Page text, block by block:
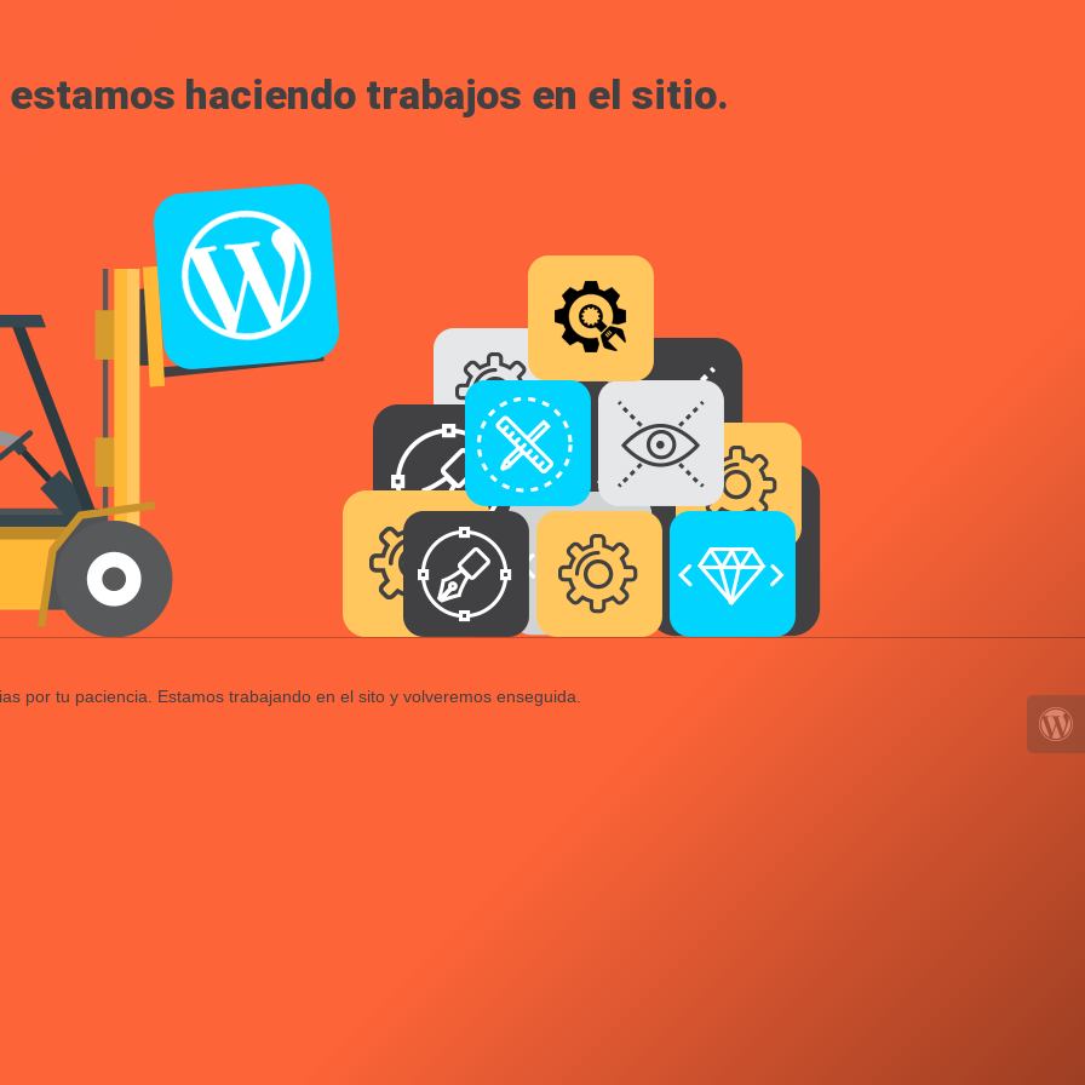
haciendo trabajos en el sitio.
por tu paciencia. Estamos trabajando en el sito y volveremos enseguida.